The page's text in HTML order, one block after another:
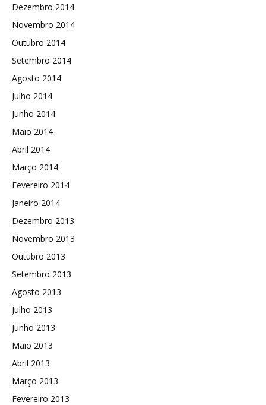
Dezembro 2014
Novembro 2014
Outubro 2014
Setembro 2014
Agosto 2014
Julho 2014
Junho 2014
Maio 2014
Abril 2014
Março 2014
Fevereiro 2014
Janeiro 2014
Dezembro 2013
Novembro 2013
Outubro 2013
Setembro 2013
Agosto 2013
Julho 2013
Junho 2013
Maio 2013
Abril 2013
Março 2013
Fevereiro 2013